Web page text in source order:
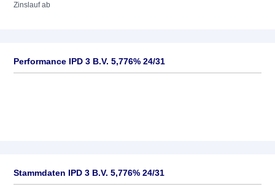
Zinslauf ab
Performance IPD 3 B.V. 5,776% 24/31
Stammdaten IPD 3 B.V. 5,776% 24/31